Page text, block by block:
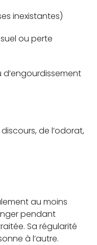
inexistantes)
ou perte
de l’odorat,
au moins
pendant
Sa régularité
à l’autre.